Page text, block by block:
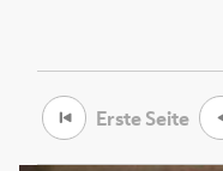
Erste Seite